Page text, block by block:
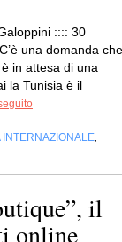
:::: 30
una domanda che
in attesa di una
la Tunisia è il
INTERNAZIONALE
il
online